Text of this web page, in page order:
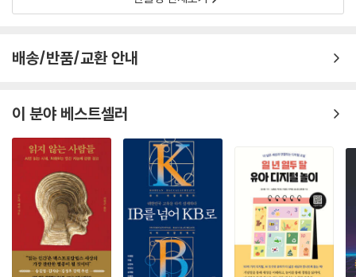
배송/반품/교환 안내
이 분야 베스트셀러